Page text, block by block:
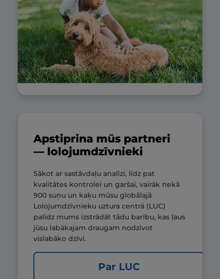
Apstiprina mūs partneri
— lolojumdzīvnieki
Sākot ar sastāvdaļu analīzi, līdz pat
kvalitātes kontrolei un garšai, vairāk nekā
900 suņu un kaķu mūsu globālajā
Lolojumdzīvnieku uztura centrā (LUC)
palīdz mums izstrādāt tādu barību, kas ļaus
jūsu labākajam draugam nodzīvot
vislabāko dzīvi.
Par LUC